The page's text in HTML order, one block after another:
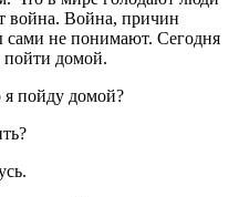
война. Война, причин
не понимают. Сегодня
пойти домой.
пойду домой?